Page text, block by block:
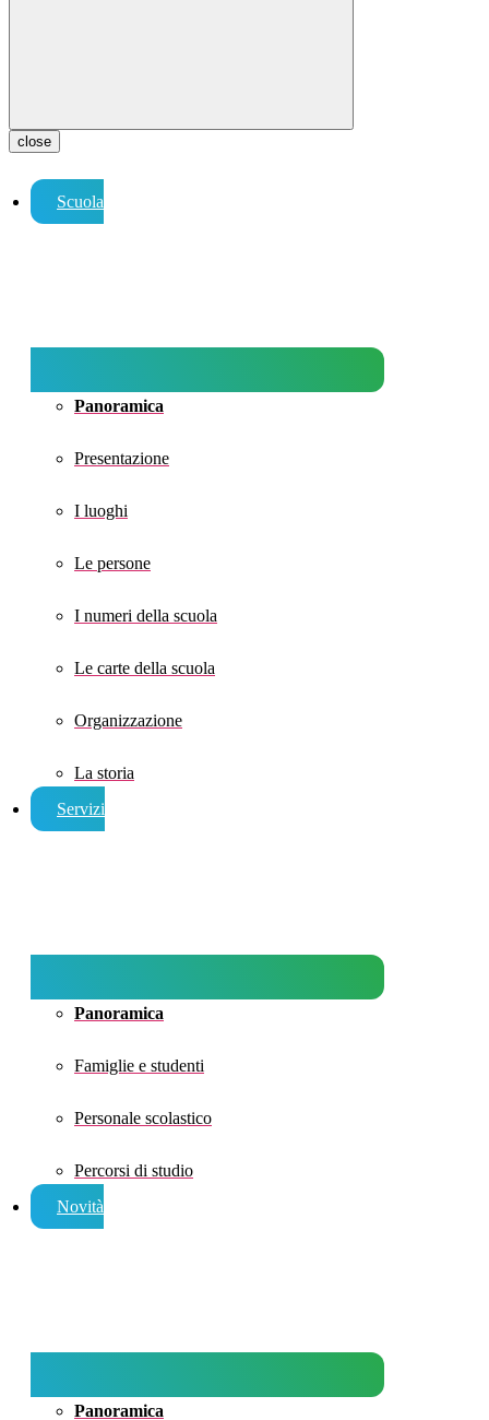
close
Scuola
Panoramica
Presentazione
I luoghi
Le persone
I numeri della scuola
Le carte della scuola
Organizzazione
La storia
Servizi
Panoramica
Famiglie e studenti
Personale scolastico
Percorsi di studio
Novità
Panoramica